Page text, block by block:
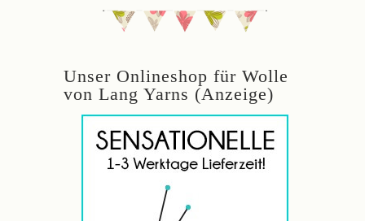
Unser Onlineshop für Wolle
von Lang Yarns (Anzeige)